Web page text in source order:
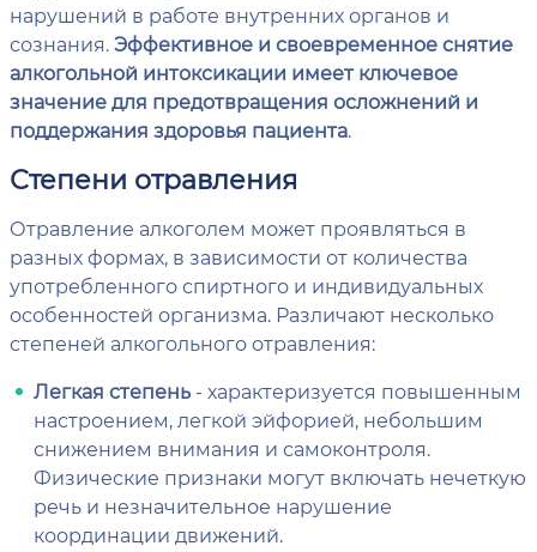
нарушений в работе внутренних органов и
сознания.Эффективное и своевременное снятие
алкогольной интоксикации имеет ключевое
значение для предотвращения осложнений и
поддержания здоровья пациента.
Степени отравления
Отравление алкоголем может проявляться в
разных формах, в зависимости от количества
употребленного спиртного и индивидуальных
особенностей организма. Различают несколько
степеней алкогольного отравления:
Легкая степень - характеризуется повышенным
настроением, легкой эйфорией, небольшим
снижением внимания и самоконтроля.
Физические признаки могут включать нечеткую
речь и незначительное нарушение
координации движений.